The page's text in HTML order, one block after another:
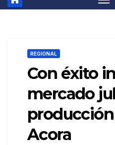
REGIONAL
Con éxito
mercado
Acora